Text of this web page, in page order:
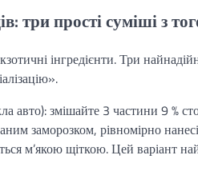
три прості суміші з
інгредієнти. Три
авто): змішайте 3 частини 9 %
заморозком, рівномірно
м’якою щіткою. Цей варіант